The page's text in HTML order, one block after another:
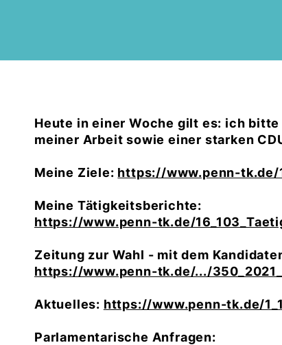
Heute in einer Woche gilt es: ich
meiner Arbeit sowie einer starken
Meine Ziele: https://www.penn-tk.de/
Meine Tätigkeitsberichte:
https://www.penn-tk.de/
Zeitung zur Wahl - mit dem
https://www.penn-tk.de/.../
Aktuelles: https://www.penn-tk.de/
Parlamentarische Anfragen: